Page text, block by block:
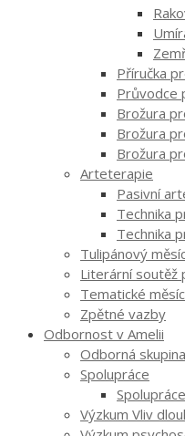
Příručka
Průvodce
Brožura
Brožura
Brožura
Arteterapie
Pasivní
Technika
Technika
Tulipánový
Literární soutěž
Tematické
Zpětné vazby
Odbornost v Amelii
Odborná skupina
Spolupráce
Výzkum Vliv